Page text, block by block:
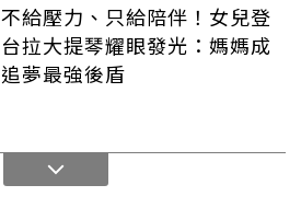
不給壓力、只給陪伴！女兒登
台拉大提琴耀眼發光：媽媽成
追夢最強後盾